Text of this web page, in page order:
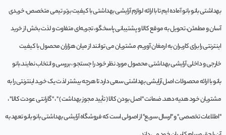
بهداشتی بانو بانو آماده ایم تا با ارائه لوازم آرایشی بهداشتی با کیفیت برتر، تیمی متخصص، خریدی
آسان و مطمئن، تحویل به موقع کالا و پشتیبانی پاسخگو، تجربه‌ای متفاوت و لذت بخش از خرید
اینترنتی را برای کاربران به ارمغان آوریم. مشتريان می توانند از ميان هزاران محصول با کيفيت
خارجی و داخلی آرایشی بهداشتی محصول مورد نظر خود را جستجو ، بررسی و انتخاب نمايند.بانو
بانو با ارائه محصولات اصل آرایشی بهداشتی سعی دارد تا هرچه بیشتر لذت یک خرید اینترنتی را به
مشتریان خود هدیه دهد. ضمانت "اصل بودن کالا ( تأیید مجوز بهداشت ) " ، "گارانتی عودت کالا" ،
"اطلاعات تخصصی" و "ارسال سریع" از اصولی است که فروشگاه آرایشی بهداشتی بانو بانو تعهد به